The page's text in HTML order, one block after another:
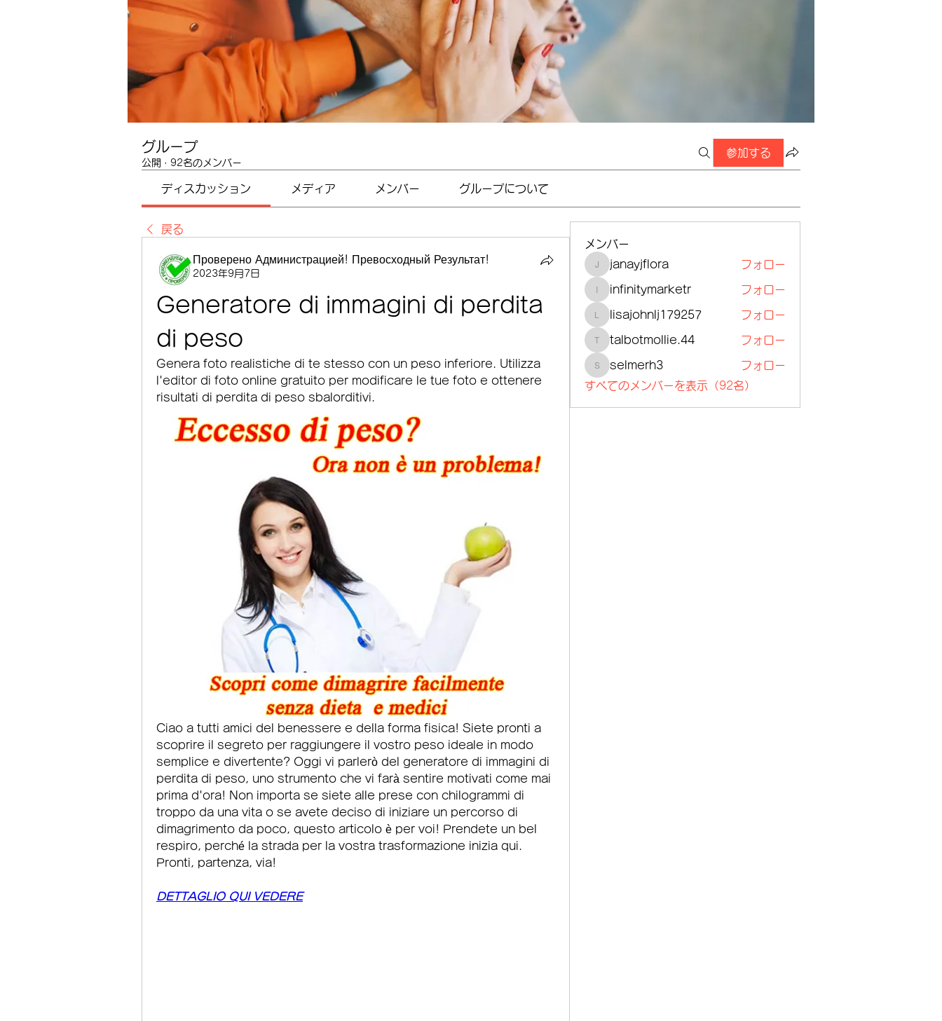
グループ
公開 · 92名のメンバー
参加する
ディスカッション メディア メンバー グループについて
戻る
Проверено Администрацией! Превосходный Результат!
2023年9月7日
Generatore di immagini di perdita
di peso
Genera foto realistiche di te stesso con un peso inferiore. Utilizza
l'editor di foto online gratuito per modificare le tue foto e ottenere
risultati di perdita di peso sbalorditivi.
Ciao a tutti amici del benessere e della forma fisica! Siete pronti a
scoprire il segreto per raggiungere il vostro peso ideale in modo
semplice e divertente? Oggi vi parlerò del generatore di immagini di
perdita di peso, uno strumento che vi farà sentire motivati come mai
prima d'ora! Non importa se siete alle prese con chilogrammi di
troppo da una vita o se avete deciso di iniziare un percorso di
dimagrimento da poco, questo articolo è per voi! Prendete un bel
respiro, perché la strada per la vostra trasformazione inizia qui.
Pronti, partenza, via!
DETTAGLIO QUI VEDERE
メンバー
janayjflora
janayjflora フォロー
infinitymarketr
infinitymarketr フォロー
lisajohnlj179257
lisajohnlj179257 フォロー
talbotmollie.44
talbotmollie.44 フォロー
selmerh3
selmerh3
フォロー
すべてのメンバーを表示（92名）